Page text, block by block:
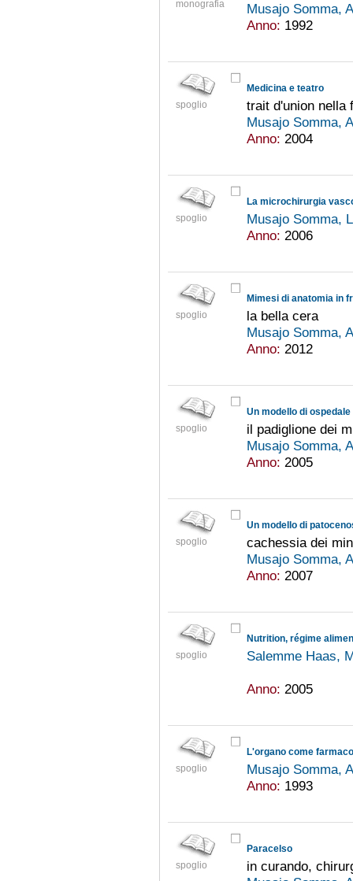
monografia
Musajo Somma,
Anno: 1992
spoglio
Medicina e teatro
trait d'union nella
Musajo Somma,
Anno: 2004
spoglio
La microchirurgia
Musajo Somma,
Anno: 2006
spoglio
Mimesi di anatomia in
la bella cera
Musajo Somma,
Anno: 2012
spoglio
Un modello di
il padiglione dei
Musajo Somma,
Anno: 2005
spoglio
Un modello di
cachessia dei
Musajo Somma,
Anno: 2007
spoglio
Nutrition, régime
Salemme Haas,
Anno: 2005
spoglio
L'organo come farmaco
Musajo Somma,
Anno: 1993
spoglio
Paracelso
in curando,